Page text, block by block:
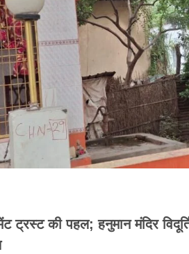
ट्रस्ट की पहल; हनुमान मंदिर